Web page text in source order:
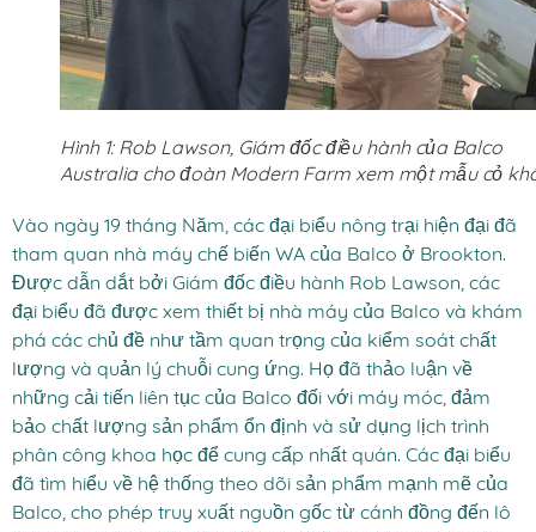
Hình 1: Rob Lawson, Giám đốc điều hành của Balco
Australia cho đoàn Modern Farm xem một mẫu cỏ
Vào ngày 19 tháng Năm, các đại biểu nông trại hiện đại đã
tham quan nhà máy chế biến WA của Balco ở Brookton.
Được dẫn dắt bởi Giám đốc điều hành Rob Lawson, các
đại biểu đã được xem thiết bị nhà máy của Balco và khám
phá các chủ đề như tầm quan trọng của kiểm soát chất
lượng và quản lý chuỗi cung ứng. Họ đã thảo luận về
những cải tiến liên tục của Balco đối với máy móc, đảm
bảo chất lượng sản phẩm ổn định và sử dụng lịch trình
phân công khoa học để cung cấp nhất quán. Các đại biểu
đã tìm hiểu về hệ thống theo dõi sản phẩm mạnh mẽ của
Balco, cho phép truy xuất nguồn gốc từ cánh đồng đến lô